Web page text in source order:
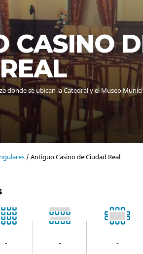
CASINO
donde se ubican la Catedral y el Museo
/ Antiguo Casino de Ciudad Real
- - -